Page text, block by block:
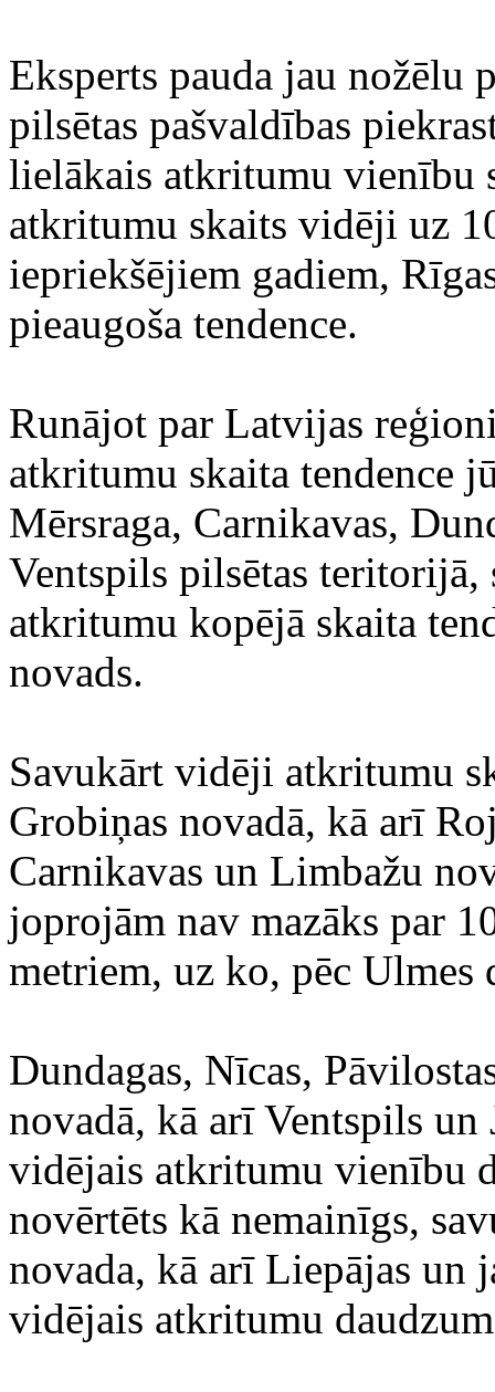
Eksperts pauda jau nožēlu
pilsētas pašvaldības
lielākais atkritumu vienību
atkritumu skaits vidēji uz
iepriekšējiem gadiem,
pieaugoša tendence.
Runājot par Latvijas
atkritumu skaita tendence
Mērsraga, Carnikavas,
Ventspils pilsētas
atkritumu kopējā skaita
novads.
Savukārt vidēji atkritumu
Grobiņas novadā, kā arī
Carnikavas un Limbažu
joprojām nav mazāks par
metriem, uz ko, pēc Ulmes
Dundagas, Nīcas,
novadā, kā arī Ventspils un
vidējais atkritumu vienību
novērtēts kā nemainīgs,
novada, kā arī Liepājas un
vidējais atkritumu